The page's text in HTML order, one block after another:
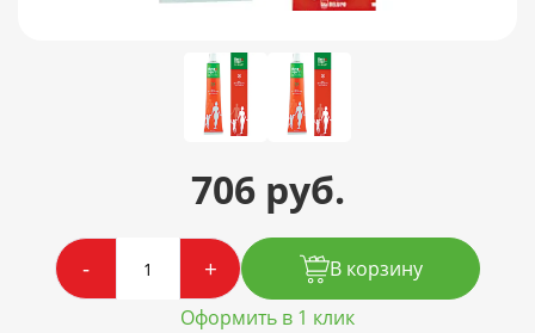
706 руб.
- +
В корзину
Оформить в 1 клик